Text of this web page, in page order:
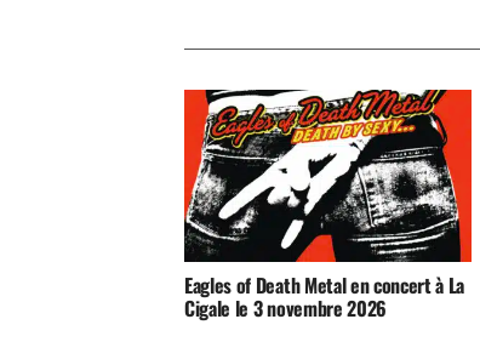
Eagles of Death Metal en concert à La
Cigale le 3 novembre 2026